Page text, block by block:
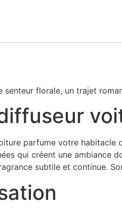
senteur florale, un trajet
parfume votre habitacle
qui créent une ambiance
subtile et continue.